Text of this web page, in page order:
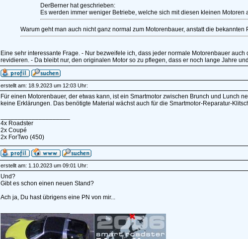
DerBerner hat geschrieben:
Es werden immer weniger Betriebe, welche sich mit diesen kleinen Motoren
Warum geht man auch nicht ganz normal zum Motorenbauer, anstatt die bekannten
Eine sehr interessante Frage. - Nur bezweifele ich, dass jeder normale Motorenbauer
revidieren. - Da bleibt nur, den originalen Motor so zu pflegen, dass er noch lange Jahre
erstellt am: 18.9.2023 um 12:03 Uhr:
Für einen Motorenbauer, der etwas kann, ist ein Smartmotor zwischen Brunch und Lunch
keine Erklärungen. Das benötigte Material wächst auch für die Smartmotor-Reparatur-
4x Roadster
2x Coupé
2x ForTwo (450)
erstellt am: 1.10.2023 um 09:01 Uhr:
Und?
Gibt es schon einen neuen Stand?
Ach ja, Du hast übrigens eine PN von mir...